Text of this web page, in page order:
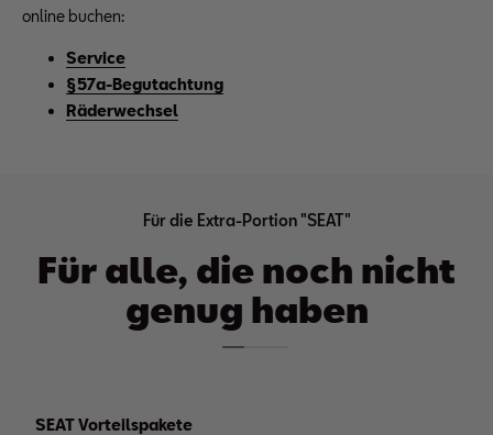
online buchen:
Service
§57a-Begutachtung
Räderwechsel
Für die Extra-Portion "SEAT"
Für alle, die noch nicht
genug haben
SEAT Vorteilspakete